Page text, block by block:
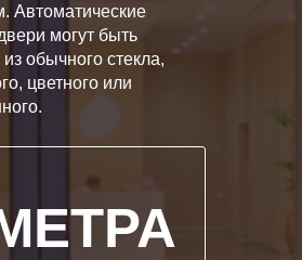
Автоматические
могут быть
обычного стекла,
цветного или